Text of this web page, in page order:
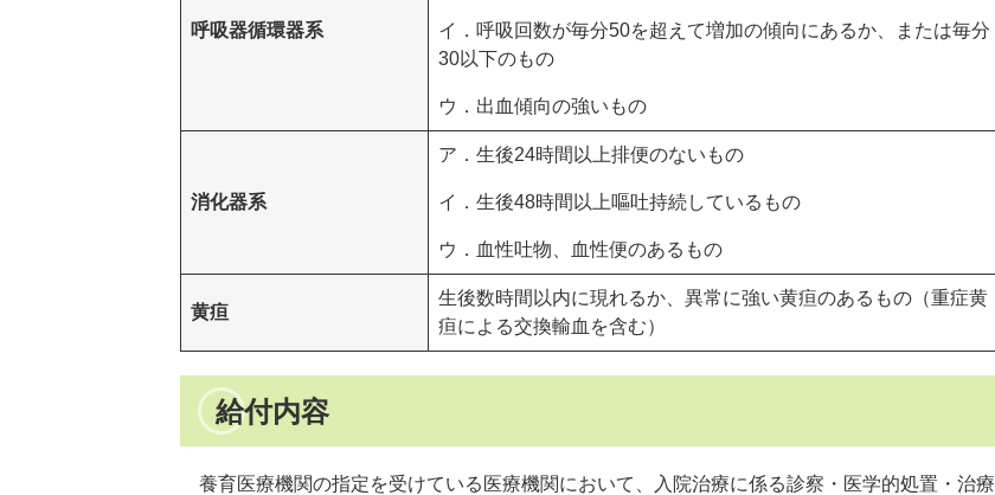
呼吸器循環器系
イ．呼吸回数が毎分50を超えて増加の傾向にあるか、または毎分
30以下のもの
ウ．出血傾向の強いもの
消化器系
ア．生後24時間以上排便のないもの
イ．生後48時間以上嘔吐持続しているもの
ウ．血性吐物、血性便のあるもの
黄疸
生後数時間以内に現れるか、異常に強い黄疸のあるもの（重症黄
疸による交換輸血を含む）
給付内容
養育医療機関の指定を受けている医療機関において、入院治療に係る診察・医学的処置・治療